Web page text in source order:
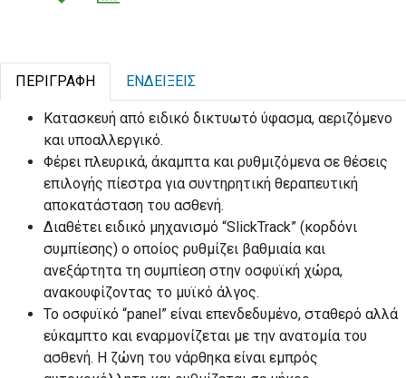
ΠΕΡΙΓΡΑΦΉ ΕΝΔΕΊΞΕΙΣ
Κατασκευή από ειδικό δικτυωτό ύφασμα, αεριζόμενο
και υποαλλεργικό.
Φέρει πλευρικά, άκαμπτα και ρυθμιζόμενα σε θέσεις
επιλογής πίεστρα για συντηρητική θεραπευτική
αποκατάσταση του ασθενή.
Διαθέτει ειδικό μηχανισμό “SlickTrack” (κορδόνι
συμπίεσης) ο οποίος ρυθμίζει βαθμιαία και
ανεξάρτητα τη συμπίεση στην οσφυϊκή χώρα,
ανακουφίζοντας το μυϊκό άλγος.
Το οσφυϊκό “panel” είναι επενδεδυμένο, σταθερό αλλά
εύκαμπτο και εναρμονίζεται με την ανατομία του
ασθενή. Η ζώνη του νάρθηκα είναι εμπρός